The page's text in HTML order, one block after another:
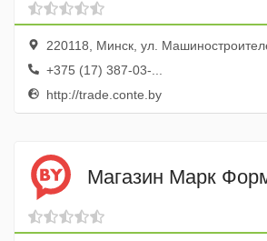
220118, Минск, ул.
+375 (17) 387-03-...
http://trade.conte.by
Магазин Марк